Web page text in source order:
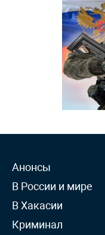
Анонсы
В России и мире
В Хакасии
Криминал